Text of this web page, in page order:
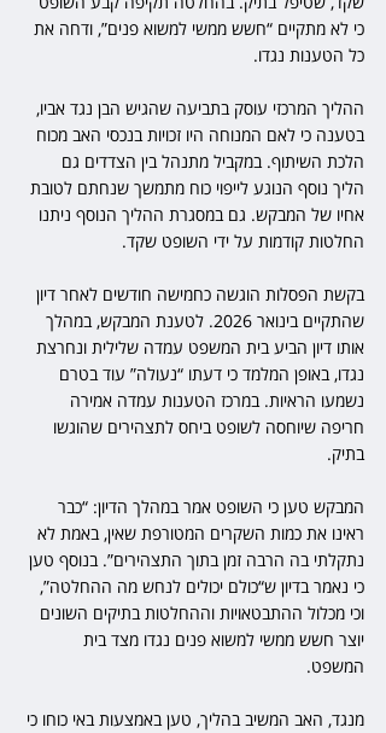
כי לא מתקיים “חשש ממשי למשוא פנים”, ודחה את
כל הטענות נגדו.
ההליך המרכזי עוסק בתביעה שהגיש הבן נגד אביו,
בטענה כי לאם המנוחה היו זכויות בנכסי האב מכוח
הלכת השיתוף. במקביל מתנהל בין הצדדים גם
הליך נוסף הנוגע לייפוי כוח מתמשך שנחתם לטובת
אחיו של המבקש. גם במסגרת ההליך הנוסף ניתנו
החלטות קודמות על ידי השופט שקד.
בקשת הפסלות הוגשה כחמישה חודשים לאחר דיון
שהתקיים בינואר 2026. לטענת המבקש, במהלך
אותו דיון הביע בית המשפט עמדה שלילית ונחרצת
נגדו, באופן המלמד כי דעתו “נעולה” עוד בטרם
נשמעו הראיות. במרכז הטענות עמדה אמירה
חריפה שיוחסה לשופט ביחס לתצהירים שהוגשו
בתיק.
המבקש טען כי השופט אמר במהלך הדיון: “כבר
ראינו את כמות השקרים המטורפת שאין, באמת לא
נתקלתי בה הרבה זמן בתוך התצהירים”. בנוסף טען
כי נאמר בדיון ש“כולם יכולים לנחש מה ההחלטה”,
וכי מכלול ההתבטאויות וההחלטות בתיקים השונים
יוצר חשש ממשי למשוא פנים נגדו מצד בית
המשפט.
מנגד, האב המשיב בהליך, טען באמצעות באי כוחו כי